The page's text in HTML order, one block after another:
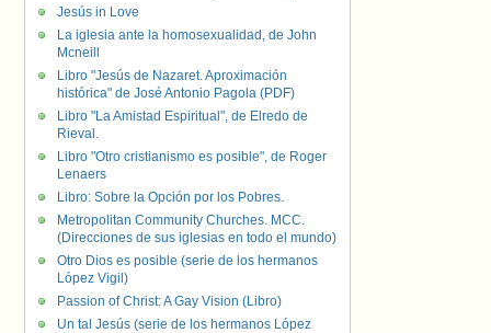
Jesús in Love
La iglesia ante la homosexualidad, de John
Mcneill
Libro "Jesús de Nazaret. Aproximación
histórica" de José Antonio Pagola (PDF)
Libro "La Amistad Espiritual", de Elredo de
Rieval.
Libro "Otro cristianismo es posible", de Roger
Lenaers
Libro: Sobre la Opción por los Pobres.
Metropolitan Community Churches. MCC.
(Direcciones de sus iglesias en todo el mundo)
Otro Dios es posible (serie de los hermanos
López Vigil)
Passion of Christ: A Gay Vision (Libro)
Un tal Jesús (serie de los hermanos López